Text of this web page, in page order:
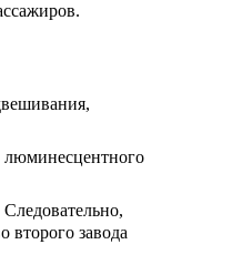
люминесцентного
завода